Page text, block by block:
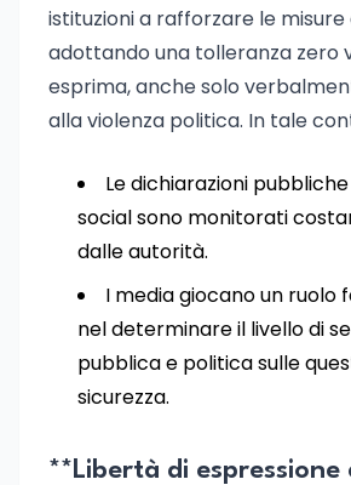
istituzioni a rafforzare le misure
adottando una tolleranza zero
esprima, anche solo
alla violenza politica. In tale
Le dichiarazioni
social sono monitorati
dalle autorità.
I media giocano un ruolo
nel determinare il livello di
pubblica e politica sulle
sicurezza.
**Libertà di espressione